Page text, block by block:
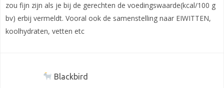
zou fijn zijn als je bij de gerechten de voedingswaarde(kcal/100 g
bv) erbij vermeldt. Vooral ook de samenstelling naar EIWITTEN,
koolhydraten, vetten etc
Blackbird